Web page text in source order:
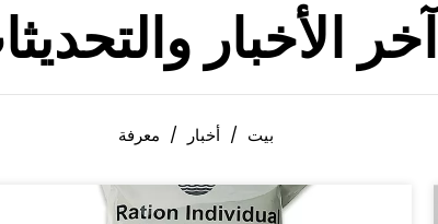
آخر الأخبار
بيت / أخبار / معرفة